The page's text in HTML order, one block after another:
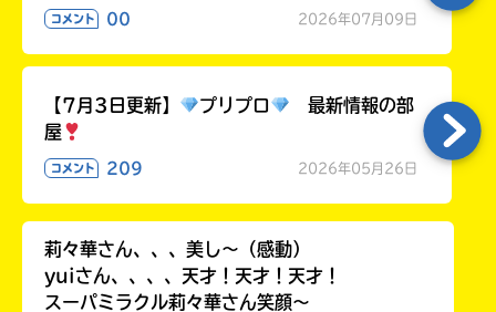
コメント 00 2026年07月09日
【7月3日更新】 プリプロ
最新情報の部
屋
コメント 209 2026年05月26日
莉々華さん、、、美し〜（感動）
yuiさん、、、、天才！天才！天才！
スーパミラクル莉々華さん笑顔〜